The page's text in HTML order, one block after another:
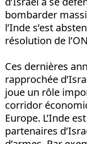
bombarder
l’Inde s’est
résolution de
Ces dernières
rapprochée
joue un rôle
corridor
Europe. L’Inde
partenaires